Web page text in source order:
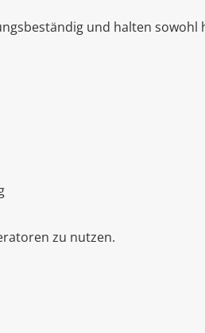
und halten
zu nutzen.